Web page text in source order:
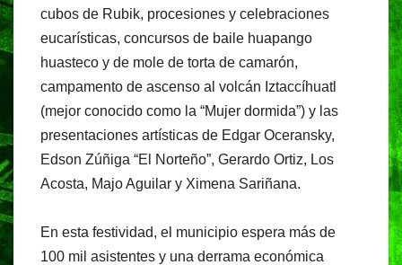
cubos de Rubik, procesiones y celebraciones
eucarísticas, concursos de baile huapango
huasteco y de mole de torta de camarón,
campamento de ascenso al volcán Iztaccíhuatl
(mejor conocido como la “Mujer dormida”) y las
presentaciones artísticas de Edgar Oceransky,
Edson Zúñiga “El Norteño”, Gerardo Ortiz, Los
Acosta, Majo Aguilar y Ximena Sariñana.
En esta festividad, el municipio espera más de
100 mil asistentes y una derrama económica